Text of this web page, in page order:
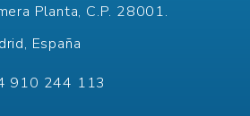
Planta, C.P. 28001.
España
910 244 113